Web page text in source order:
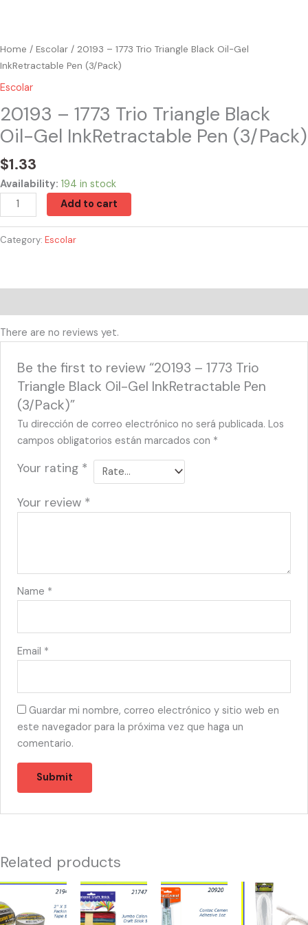
Home / Escolar / 20193 – 1773 Trio Triangle Black Oil-Gel
InkRetractable Pen (3/Pack)
Escolar
20193 – 1773 Trio Triangle Black
Oil-Gel InkRetractable Pen (3/Pack)
$1.33
Availability: 194 in stock
Add to cart
Category: Escolar
There are no reviews yet.
Be the first to review “20193 – 1773 Trio
Triangle Black Oil-Gel InkRetractable Pen
(3/Pack)”
Tu dirección de correo electrónico no será publicada. Los
campos obligatorios están marcados con *
Your rating *
Your review *
Name *
Email *
Guardar mi nombre, correo electrónico y sitio web en
este navegador para la próxima vez que haga un
comentario.
Related products
21943
-
TAPE
21747
-
JUMBO
20920
-
CONTACT
21365
LIMPIA